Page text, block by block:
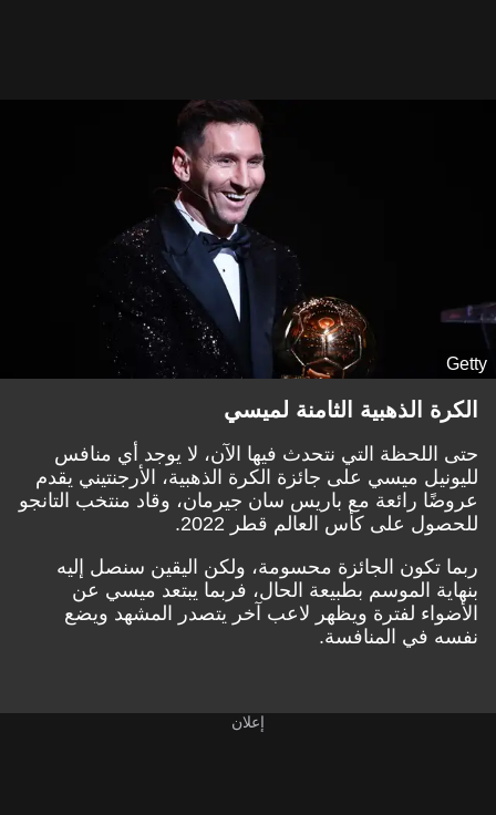
Getty
الكرة الذهبية الثامنة لميسي
حتى اللحظة التي نتحدث فيها الآن، لا يوجد أي منافس
لليونيل ميسي على جائزة الكرة الذهبية، الأرجنتيني يقدم
عروضًا رائعة مع باريس سان جيرمان، وقاد منتخب التانجو
للحصول على كأس العالم قطر 2022.
ربما تكون الجائزة محسومة، ولكن اليقين سنصل إليه
بنهاية الموسم بطبيعة الحال، فربما يبتعد ميسي عن
الأضواء لفترة ويظهر لاعب آخر يتصدر المشهد ويضع
نفسه في المنافسة.